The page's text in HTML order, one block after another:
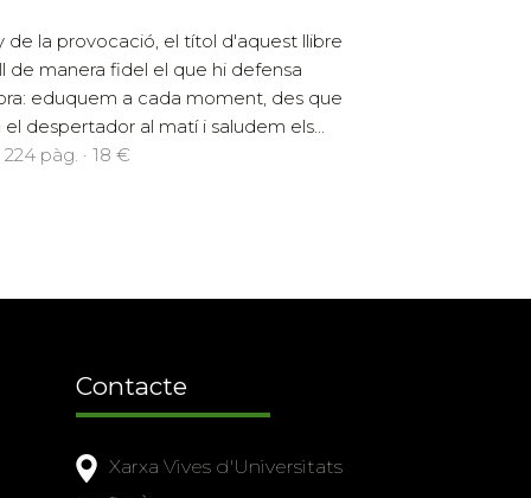
de la provocació, el títol d'aquest llibre
de manera fidel el que hi defensa
eduquem a cada moment, des que
el despertador al matí i saludem els...
pàg. · 18 €
Contacte
Xarxa Vives d'Universitats